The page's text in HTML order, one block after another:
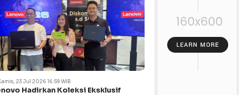
23 Jul 2026 16:59 WIB
Hadirkan Koleksi Eksklusif